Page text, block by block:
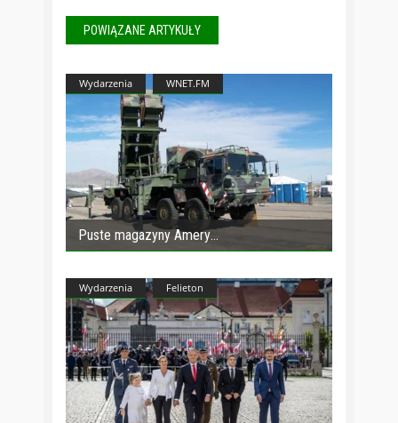
POWIĄZANE ARTYKUŁY
Wydarzenia WNET.FM
Puste magazyny Amery
Wydarzenia Felieton